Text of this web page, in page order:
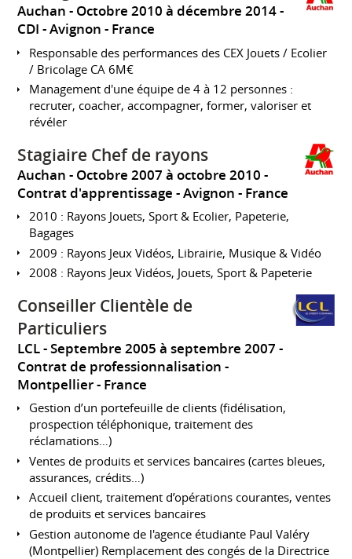
Auchan
Octobre 2010 à décembre 2014
CDI
Avignon France
Responsable des performances des CEX Jouets / Ecolier
/ Bricolage CA 6M€
Management d'une équipe de 4 à 12 personnes :
recruter, coacher, accompagner, former, valoriser et
révéler
Stagiaire Chef de rayons
Auchan
Octobre 2007 à octobre 2010
Contrat d'apprentissage
Avignon France
2010 : Rayons Jouets, Sport & Ecolier, Papeterie,
Bagages
2009 : Rayons Jeux Vidéos, Librairie, Musique & Vidéo
2008 : Rayons Jeux Vidéos, Jouets, Sport & Papeterie
Conseiller Clientèle de
Particuliers
LCL
Septembre 2005 à septembre 2007
Contrat de professionnalisation
Montpellier
France
Gestion d’un portefeuille de clients (fidélisation,
prospection téléphonique, traitement des
réclamations…)
Ventes de produits et services bancaires (cartes bleues,
assurances, crédits…)
Accueil client, traitement d’opérations courantes, ventes
de produits et services bancaires
Gestion autonome de l'agence étudiante Paul Valéry
(Montpellier) Remplacement des congés de la Directrice